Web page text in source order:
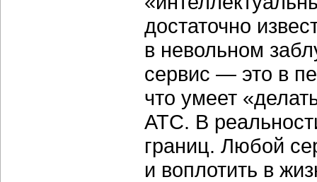
достаточно
в невольном
сервис — это в
что умеет
АТС. В
границ. Любой
и воплотить в